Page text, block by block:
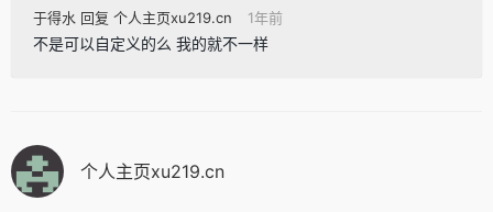
于得水 回复 个人主页xu219.cn 1年前
不是可以自定义的么 我的就不一样
个人主页xu219.cn